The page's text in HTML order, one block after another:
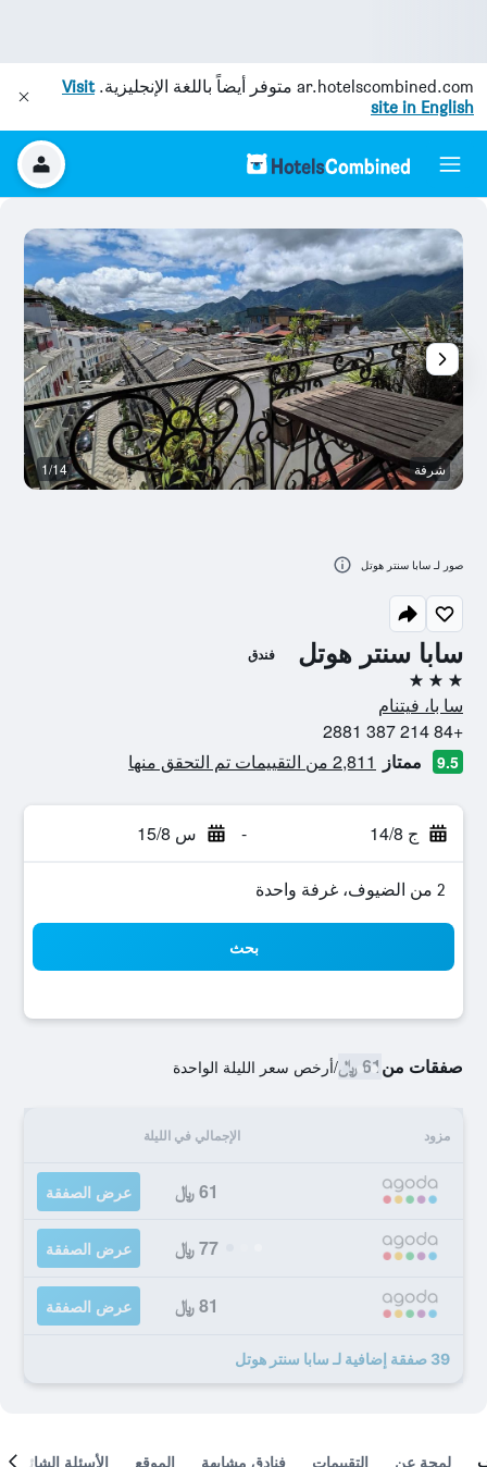
ar.hotelscombined.com متوفر أيضاً باللغة الإنجليزية.Visit
site in English
سابا سنتر هوتل فندق
3 نجوم
سا با، فيتنام
+84 214 387 2881
9.5 ممتاز 2,811 من التقييمات تم التحقق منها
ج 14/8 - س 15/8
2 من الضيوف، غرفة واحدة
بحث
صفقات من61 ﷼ /أرخص سعر الليلة الواحدة
مزود الإجمالي في الليلة
61 ﷼ عرض الصفقة
77 ﷼ عرض الصفقة
81 ﷼ عرض الصفقة
39 صفقة إضافية لـ سابا سنتر هوتل
شرفة 1/14
صور لـ سابا سنتر هوتل
لمحة عن التقييمات فنادق مشابهة الموقع الأسئلة الشائعة